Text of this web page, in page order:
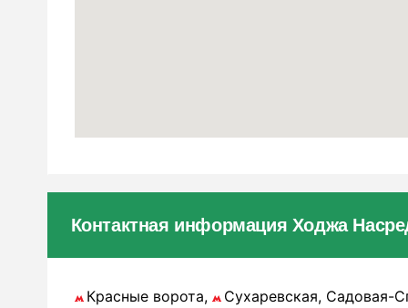
Контактная информация Ходжа
Красные ворота, Сухаревская, Садовая-